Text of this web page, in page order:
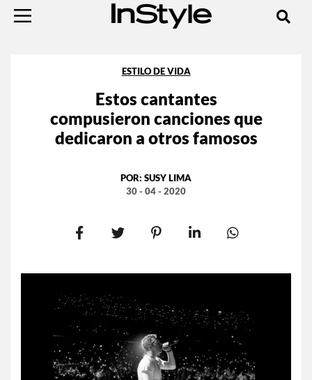
ESTILO DE VIDA
Estos cantantes
compusieron canciones que
dedicaron a otros famosos
POR: SUSY LIMA
30 - 04 - 2020